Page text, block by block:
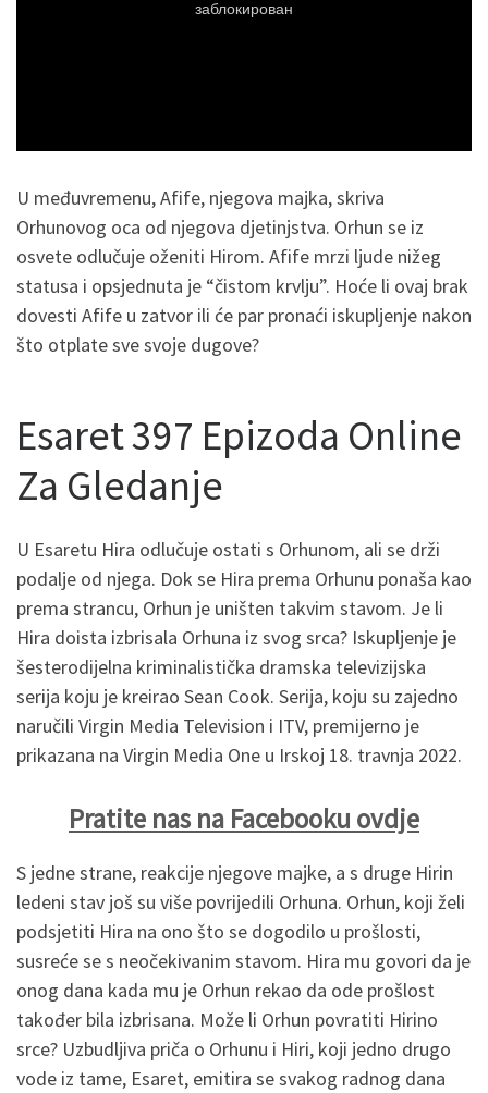
U međuvremenu, Afife, njegova majka, skriva
Orhunovog oca od njegova djetinjstva. Orhun se iz
osvete odlučuje oženiti Hirom. Afife mrzi ljude nižeg
statusa i opsjednuta je “čistom krvlju”. Hoće li ovaj brak
dovesti Afife u zatvor ili će par pronaći iskupljenje nakon
što otplate sve svoje dugove?
Esaret 397 Epizoda Online
Za Gledanje
U Esaretu Hira odlučuje ostati s Orhunom, ali se drži
podalje od njega. Dok se Hira prema Orhunu ponaša kao
prema strancu, Orhun je uništen takvim stavom. Je li
Hira doista izbrisala Orhuna iz svog srca? Iskupljenje je
šesterodijelna kriminalistička dramska televizijska
serija koju je kreirao Sean Cook. Serija, koju su zajedno
naručili Virgin Media Television i ITV, premijerno je
prikazana na Virgin Media One u Irskoj 18. travnja 2022.
Pratite nas na Facebooku ovdje
S jedne strane, reakcije njegove majke, a s druge Hirin
ledeni stav još su više povrijedili Orhuna. Orhun, koji želi
podsjetiti Hira na ono što se dogodilo u prošlosti,
susreće se s neočekivanim stavom. Hira mu govori da je
onog dana kada mu je Orhun rekao da ode prošlost
također bila izbrisana. Može li Orhun povratiti Hirino
srce? Uzbudljiva priča o Orhunu i Hiri, koji jedno drugo
vode iz tame, Esaret, emitira se svakog radnog dana